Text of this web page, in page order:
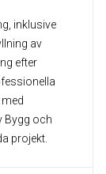
inklusive
av
efter
Bygg och
projekt.